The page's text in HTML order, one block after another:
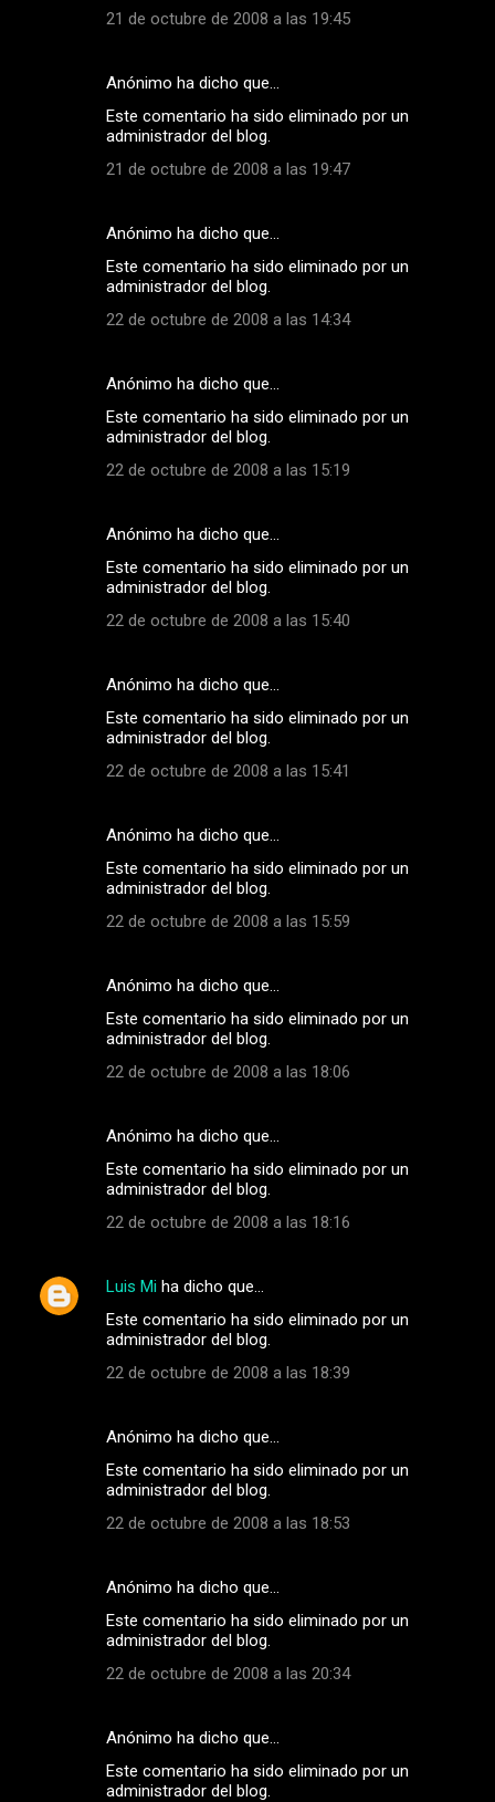
21 de octubre de 2008 a las 19:45
Anónimo ha dicho que…
Este comentario ha sido eliminado por un
administrador del blog.
21 de octubre de 2008 a las 19:47
Anónimo ha dicho que…
Este comentario ha sido eliminado por un
administrador del blog.
22 de octubre de 2008 a las 14:34
Anónimo ha dicho que…
Este comentario ha sido eliminado por un
administrador del blog.
22 de octubre de 2008 a las 15:19
Anónimo ha dicho que…
Este comentario ha sido eliminado por un
administrador del blog.
22 de octubre de 2008 a las 15:40
Anónimo ha dicho que…
Este comentario ha sido eliminado por un
administrador del blog.
22 de octubre de 2008 a las 15:41
Anónimo ha dicho que…
Este comentario ha sido eliminado por un
administrador del blog.
22 de octubre de 2008 a las 15:59
Anónimo ha dicho que…
Este comentario ha sido eliminado por un
administrador del blog.
22 de octubre de 2008 a las 18:06
Anónimo ha dicho que…
Este comentario ha sido eliminado por un
administrador del blog.
22 de octubre de 2008 a las 18:16
Luis Mi ha dicho que…
Este comentario ha sido eliminado por un
administrador del blog.
22 de octubre de 2008 a las 18:39
Anónimo ha dicho que…
Este comentario ha sido eliminado por un
administrador del blog.
22 de octubre de 2008 a las 18:53
Anónimo ha dicho que…
Este comentario ha sido eliminado por un
administrador del blog.
22 de octubre de 2008 a las 20:34
Anónimo ha dicho que…
Este comentario ha sido eliminado por un
administrador del blog.